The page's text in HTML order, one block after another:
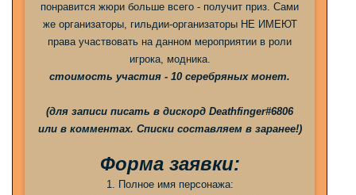
понравится жюри больше всего - получит приз. Сами
же организаторы, гильдии-организаторы НЕ ИМЕЮТ
права участвовать на данном мероприятии в роли
игрока, модника.
стоимость участия - 10 серебряных монет.
(для записи писать в дискорд Deathfinger#6806
или в комментах. Списки составляем в заранее!)
Форма заявки:
1. Полное имя персонажа: